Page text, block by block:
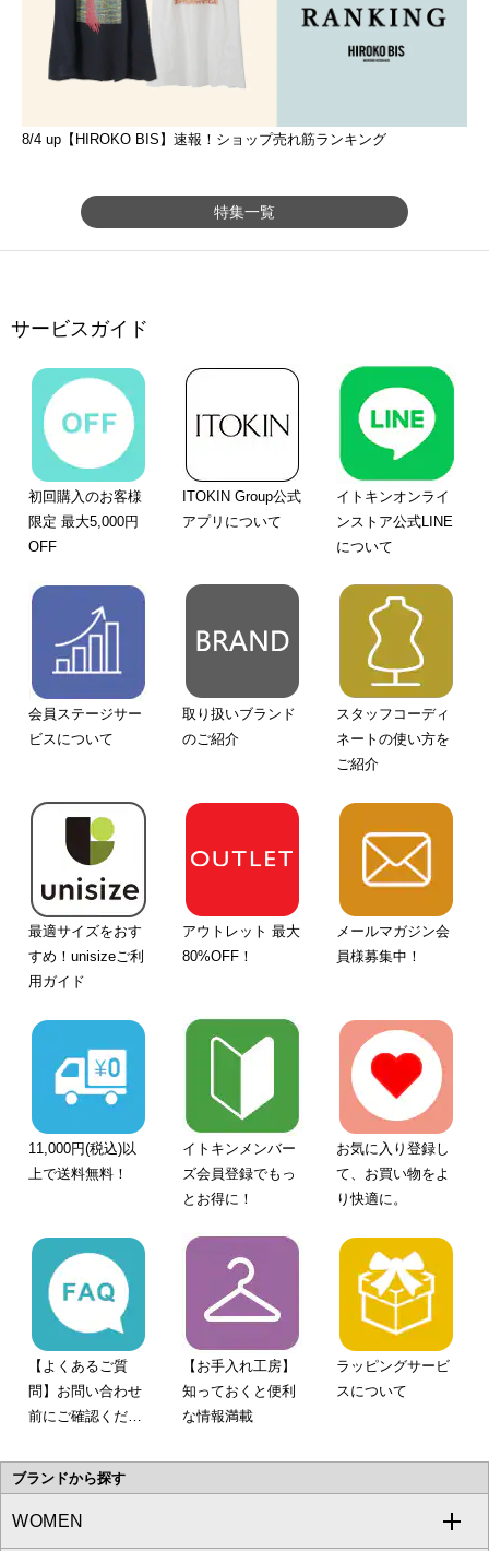
8/4 up【HIROKO BIS】速報！ショップ売れ筋ランキング
特集一覧
サービスガイド
初回購入のお客様
限定 最大5,000円
OFF
ITOKIN Group公式
アプリについて
イトキンオンライ
ンストア公式LINE
について
会員ステージサー
ビスについて
取り扱いブランド
のご紹介
スタッフコーディ
ネートの使い方を
ご紹介
最適サイズをおす
すめ！unisizeご利
用ガイド
アウトレット 最大
80%OFF！
メールマガジン会
員様募集中！
11,000円(税込)以
上で送料無料！
イトキンメンバー
ズ会員登録でもっ
とお得に！
お気に入り登録し
て、お買い物をよ
り快適に。
【よくあるご質
問】お問い合わせ
前にご確認くださ
【お手入れ工房】
知っておくと便利
な情報満載
ラッピングサービ
スについて
ブランドから探す
WOMEN